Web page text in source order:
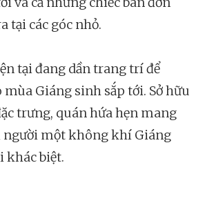
tại các góc nhỏ.
tại đang dần trang trí để
mùa Giáng sinh sắp tới. Sở hữu
trưng, quán hứa hẹn mang
người một không khí Giáng
khác biệt.